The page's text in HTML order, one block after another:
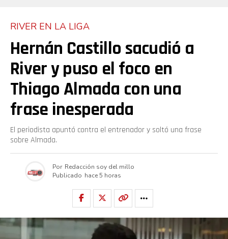
RIVER EN LA LIGA
Hernán Castillo sacudió a
River y puso el foco en
Thiago Almada con una
frase inesperada
El periodista apuntó contra el entrenador y soltó una frase
sobre Almada.
Por Redacción soy del millo
Publicado hace 5 horas